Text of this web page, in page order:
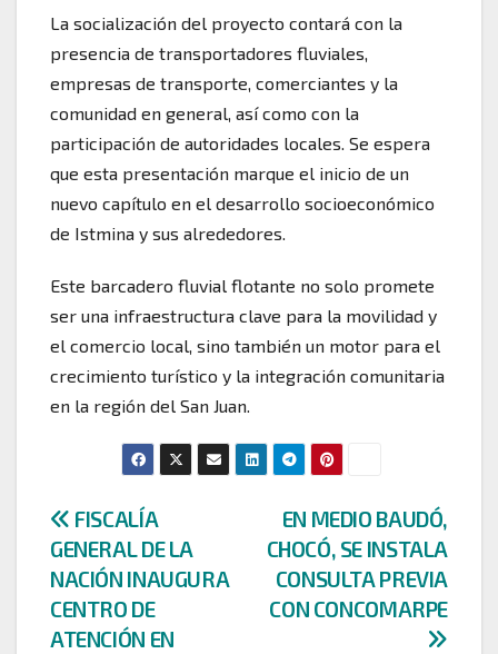
La socialización del proyecto contará con la
presencia de transportadores fluviales,
empresas de transporte, comerciantes y la
comunidad en general, así como con la
participación de autoridades locales. Se espera
que esta presentación marque el inicio de un
nuevo capítulo en el desarrollo socioeconómico
de Istmina y sus alrededores.
Este barcadero fluvial flotante no solo promete
ser una infraestructura clave para la movilidad y
el comercio local, sino también un motor para el
crecimiento turístico y la integración comunitaria
en la región del San Juan.
Navegación
de
entradas
EN MEDIO BAUDÓ,
CHOCÓ, SE INSTALA
CONSULTA PREVIA
CON CONCOMARPE
FISCALÍA
GENERAL DE LA
NACIÓN INAUGURA
CENTRO DE
ATENCIÓN EN